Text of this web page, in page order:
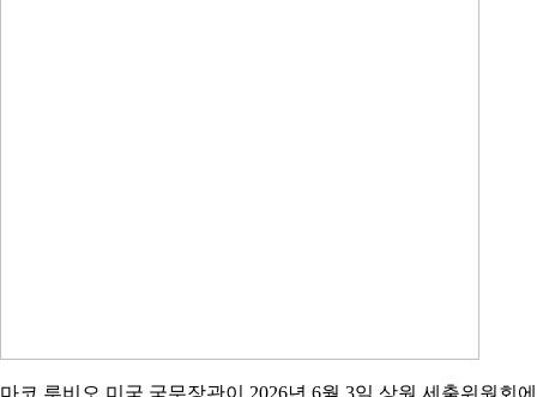
마코 루비오 미국 국무장관이 2026년 6월 3일 상원 세출위원회에